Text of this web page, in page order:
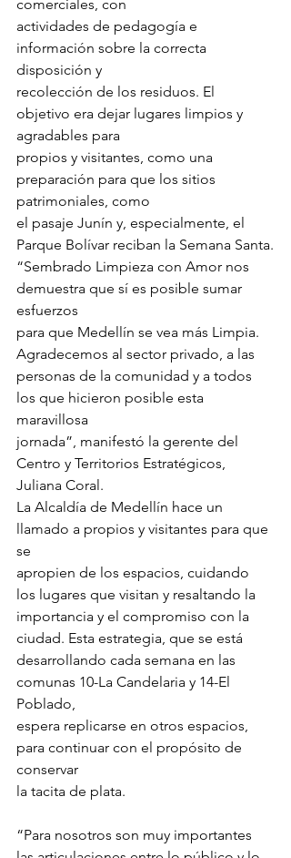
comerciales, con
actividades de pedagogía e
información sobre la correcta
disposición y
recolección de los residuos. El
objetivo era dejar lugares limpios y
agradables para
propios y visitantes, como una
preparación para que los sitios
patrimoniales, como
el pasaje Junín y, especialmente, el
Parque Bolívar reciban la Semana Santa.
“Sembrado Limpieza con Amor nos
demuestra que sí es posible sumar
esfuerzos
para que Medellín se vea más Limpia.
Agradecemos al sector privado, a las
personas de la comunidad y a todos
los que hicieron posible esta
maravillosa
jornada”, manifestó la gerente del
Centro y Territorios Estratégicos,
Juliana Coral.
La Alcaldía de Medellín hace un
llamado a propios y visitantes para que
se
apropien de los espacios, cuidando
los lugares que visitan y resaltando la
importancia y el compromiso con la
ciudad. Esta estrategia, que se está
desarrollando cada semana en las
comunas 10-La Candelaria y 14-El
Poblado,
espera replicarse en otros espacios,
para continuar con el propósito de
conservar
la tacita de plata.
“Para nosotros son muy importantes